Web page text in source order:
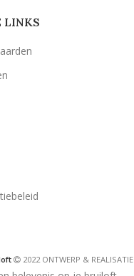
LINKS
2022 ONTWERP & REALISATIE